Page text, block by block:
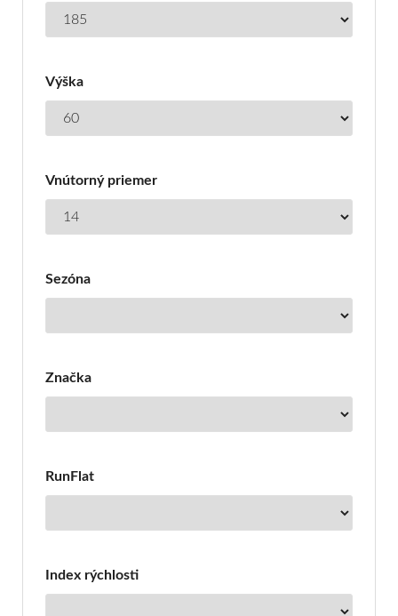
rozmerov
185/60
Výška
Vnútorný priemer
Sezóna
Značka
RunFlat
Index rýchlosti